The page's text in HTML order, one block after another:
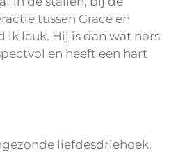
tussen Grace en
ik leuk. Hij is dan wat nors
en heeft een hart
liefdesdriehoek,